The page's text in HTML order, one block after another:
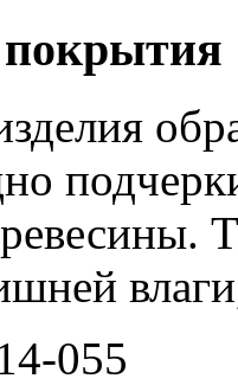
покрытия
055